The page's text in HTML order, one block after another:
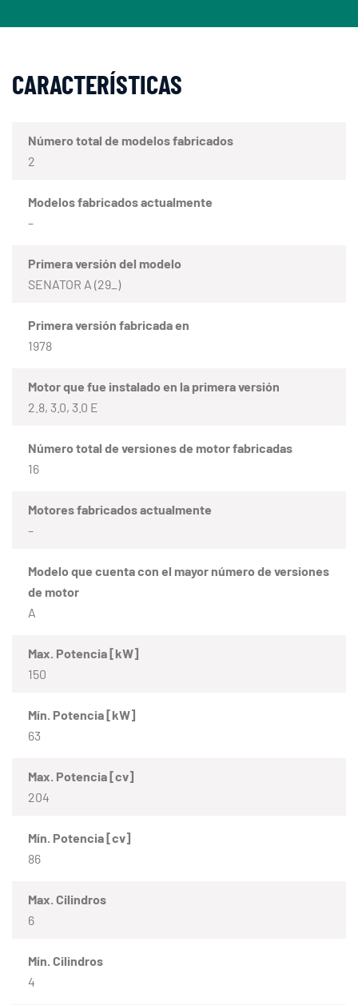
CARACTERÍSTICAS
Número total de modelos fabricados
2
Modelos fabricados actualmente
–
Primera versión del modelo
SENATOR A (29_)
Primera versión fabricada en
1978
Motor que fue instalado en la primera versión
2.8, 3.0, 3.0 E
Número total de versiones de motor fabricadas
16
Motores fabricados actualmente
–
Modelo que cuenta con el mayor número de versiones
de motor
A
Max. Potencia [kW]
150
Mín. Potencia [kW]
63
Max. Potencia [cv]
204
Mín. Potencia [cv]
86
Max. Cilindros
6
Mín. Cilindros
4